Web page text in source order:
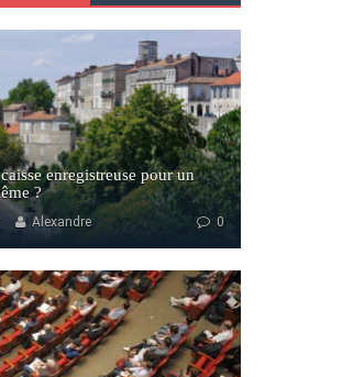
enregistreuse pour un
?
0
Alexandre